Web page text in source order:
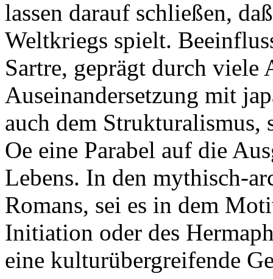
lassen darauf schließen,
Weltkriegs spielt.
Sartre, geprägt durch viele
Auseinandersetzung mit
auch dem Strukturalismus,
Oe eine Parabel auf die
Lebens. In den mythisch-
Romans, sei es in dem
Initiation oder des
eine kulturübergreifende